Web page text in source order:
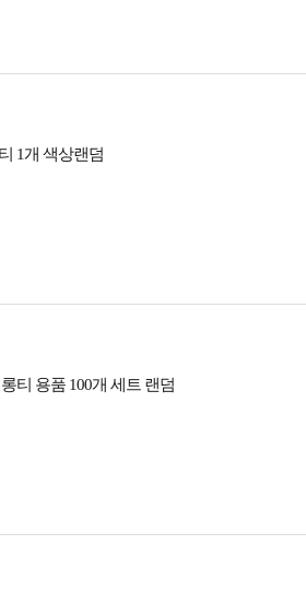
1개 색상랜덤
티 용품 100개 세트 랜덤